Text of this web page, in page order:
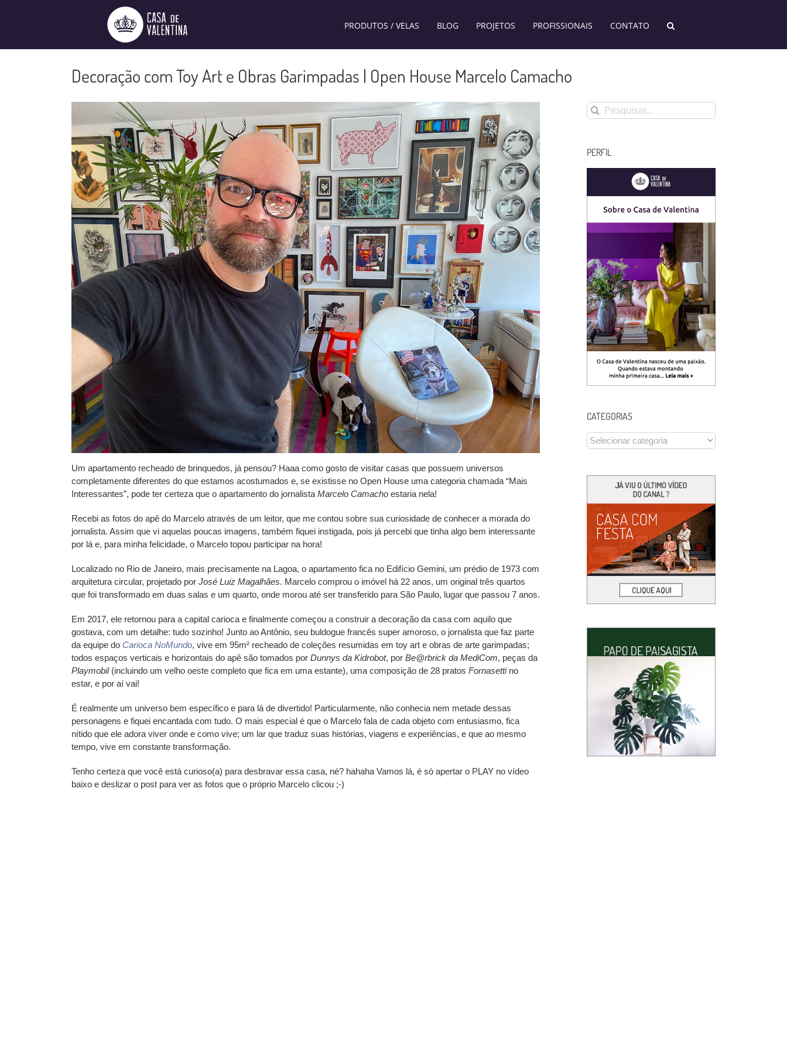
PRODUTOS / VELAS BLOG PROJETOS PROFISSIONAIS CONTATO
Decoração com Toy Art e Obras Garimpadas | Open House Marcelo Camacho
Um apartamento recheado de brinquedos, já pensou? Haaa como gosto de visitar casas que possuem universos
completamente diferentes do que estamos acostumados e, se existisse no Open House uma categoria chamada “Mais
Interessantes”, pode ter certeza que o apartamento do jornalista Marcelo Camacho estaria nela!
Recebi as fotos do apê do Marcelo através de um leitor, que me contou sobre sua curiosidade de conhecer a morada do
jornalista. Assim que vi aquelas poucas imagens, também fiquei instigada, pois já percebi que tinha algo bem interessante
por lá e, para minha felicidade, o Marcelo topou participar na hora!
Localizado no Rio de Janeiro, mais precisamente na Lagoa, o apartamento fica no Edifício Gemini, um prédio de 1973 com
arquitetura circular, projetado por José Luiz Magalhães. Marcelo comprou o imóvel há 22 anos, um original três quartos
que foi transformado em duas salas e um quarto, onde morou até ser transferido para São Paulo, lugar que passou 7 anos.
Em 2017, ele retornou para a capital carioca e finalmente começou a construir a decoração da casa com aquilo que
gostava, com um detalhe: tudo sozinho! Junto ao Antônio, seu buldogue francês super amoroso, o jornalista que faz parte
da equipe do Carioca NoMundo, vive em 95m² recheado de coleções resumidas em toy art e obras de arte garimpadas;
todos espaços verticais e horizontais do apê são tomados por Dunnys da Kidrobot, por Be@rbrick da MediCom, peças da
Playmobil (incluindo um velho oeste completo que fica em uma estante), uma composição de 28 pratos Fornasettino
estar, e por aí vai!
É realmente um universo bem específico e para lá de divertido! Particularmente, não conhecia nem metade dessas
personagens e fiquei encantada com tudo. O mais especial é que o Marcelo fala de cada objeto com entusiasmo, fica
nítido que ele adora viver onde e como vive; um lar que traduz suas histórias, viagens e experiências, e que ao mesmo
tempo, vive em constante transformação.
Tenho certeza que você está curioso(a) para desbravar essa casa, né? hahaha Vamos lá, é só apertar o PLAY no vídeo
baixo e deslizar o post para ver as fotos que o próprio Marcelo clicou ;-)
Buscar
resultados
PERFIL
CATEGORIAS
CATEGORIAS